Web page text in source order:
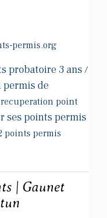
permis.org
probatoire 3 ans /
permis de
recuperation point
ses points permis
points permis
| Gaunet